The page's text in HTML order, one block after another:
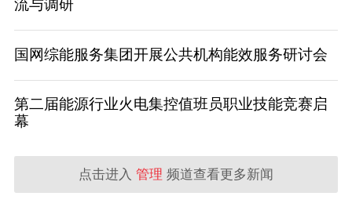
流与调研
国网综能服务集团开展公共机构能效服务研讨会
第二届能源行业火电集控值班员职业技能竞赛启
幕
点击进入 管理 频道查看更多新闻